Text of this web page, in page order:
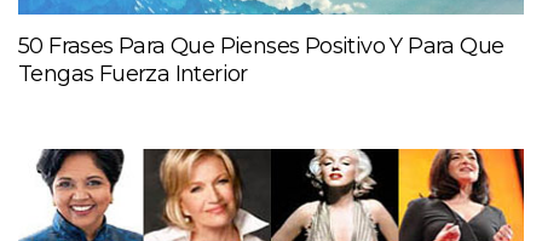
50 Frases Para Que Pienses Positivo Y Para Que
Tengas Fuerza Interior